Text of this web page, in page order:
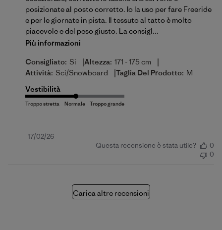
posizionate al posto corretto. Io la uso per fare Freeride
e per le giornate in pista. Il tessuto al tatto è molto
piacevole e del peso giusto. La consigl...
Più informazioni
Consigliato: Si |Altezza: 171 - 175 cm |
Attività: Sci/Snowboard |Taglia Del Prodotto: M
Vestibilità
Data
17/02/26
Questa recensione è stata utile?
0
0
Carica altre recensioni